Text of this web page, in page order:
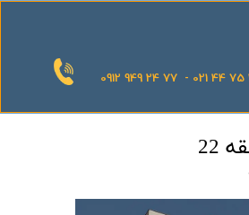
0912 949 24 77 - 021 44 75